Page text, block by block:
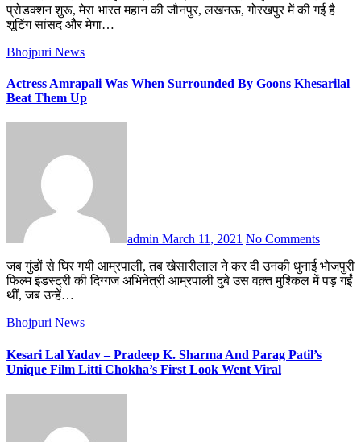
प्रोडक्शन शुरू, मेरा भारत महान की जौनपुर, लखनऊ, गोरखपुर में की गई है
शूटिंग सांसद और मेगा…
Bhojpuri News
Actress Amrapali Was When Surrounded By Goons Khesarilal
Beat Them Up
admin March 11, 2021 No Comments
जब गुंडों से घिर गयी आम्रपाली, तब खेसारीलाल ने कर दी उनकी धुनाई भोजपुरी
फिल्म इंडस्ट्री की दिग्गज अभिनेत्री आम्रपाली दुबे उस वक़्त मुश्किल में पड़ गईं
थीं, जब उन्हें…
Bhojpuri News
Kesari Lal Yadav – Pradeep K. Sharma And Parag Patil’s
Unique Film Litti Chokha’s First Look Went Viral